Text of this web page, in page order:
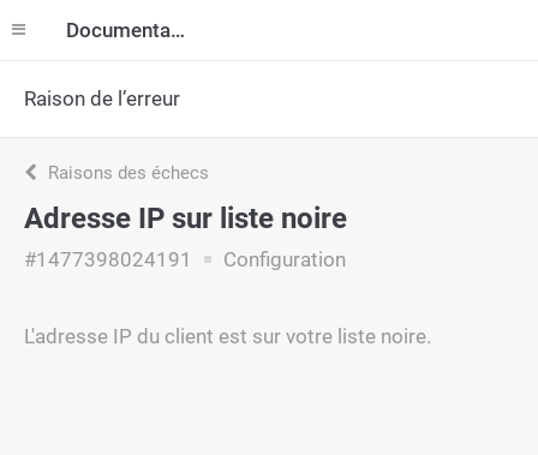
Documentation
Raison de l’erreur
Raisons des échecs
Adresse IP sur liste noire
#1477398024191 Configuration
L'adresse IP du client est sur votre liste noire.